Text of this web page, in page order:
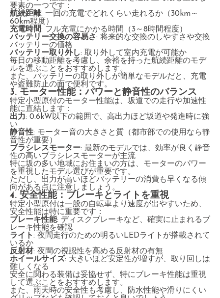
要素の一つです：
航続距離: 一回の充電でどれくらい走れるか（30km～
60km程度）
充電時間: フル充電にかかる時間（3～8時間程度）
バッテリー交換の容易さ: 将来的な交換のしやすさや交換
バッテリーの価格
バッテリー取り外し: 取り外して室内充電が可能か
毎日の移動距離を考慮し、余裕を持った航続距離のモデ
ルを選ぶことをおすすめします。
また、バッテリーの取り外しが簡単なモデルだと、充電
や盗難防止の面で便利です。
3. モーター性能：パワーと静音性のバランス
特定小型原付のモーター性能は、坂道での走行や加速性
能に直結します：
出力: 0.6kW以下の範囲で、高出力ほど坂道や発進時に強
い
静音性: モーター音の大きさと質（都市部での使用なら静
音性が重要）
ブラシレスモーター: 最新のモデルでは、効率が良く静音
性の高いブラシレスモーターが主流
特に坂の多い地域にお住まいの方は、モーターのパワー
を重視したモデル選びが重要です。
ただし、出力が高いほどバッテリーの消費も早くなる傾
向がある点に注意しましょう。
4. 安全性能：ブレーキとライトを重視
特定小型原付は一般の自転車より速度が出やすいため、
安全性能は特に重要です：
ブレーキ性能: ディスクブレーキなど、確実に止まれるブ
レーキ性能を確認
ライト: 夜間走行のための明るいLEDライトが搭載されて
いるか
反射材: 夜間の視認性を高める反射材の有無
ホイールサイズ: 大きいほど安定性が増すが、取り回しは
難しくなる
安全に関わる装備は妥協せず、特にブレーキ性能は重視
して選ぶことをおすすめします。
また、雨天時の安全性も考慮し、防水性能や滑りにくい